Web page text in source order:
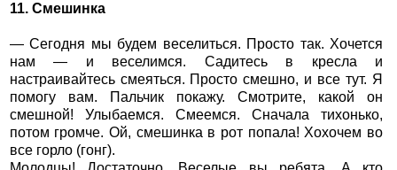
11. Смешинка
— Сегодня мы будем веселиться. Просто так. Хочется
нам — и веселимся. Садитесь в кресла и
настраивайтесь смеяться. Просто смешно, и все тут. Я
помогу вам. Пальчик покажу. Смотрите, какой он
смешной! Улыбаемся. Смеемся. Сначала тихонько,
потом громче. Ой, смешинка в рот попала! Хохочем во
все горло (гонг).